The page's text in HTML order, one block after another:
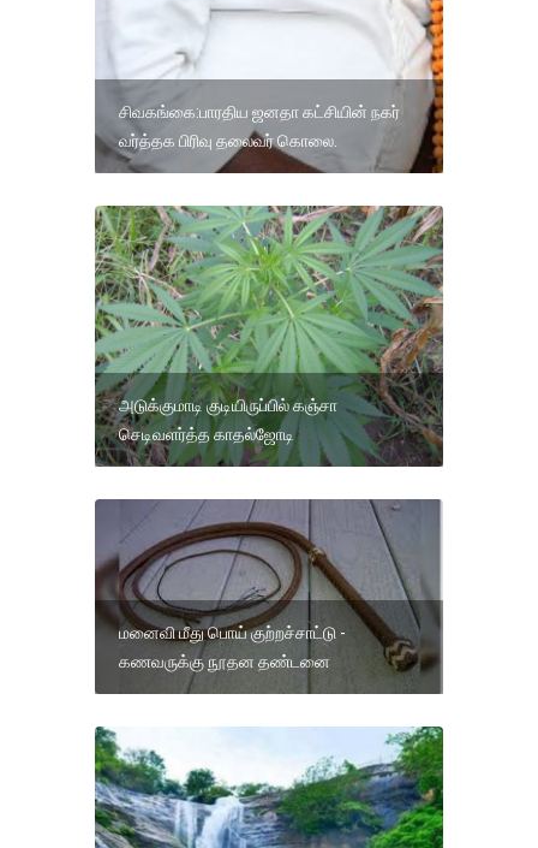
சிவகங்கை:பாரதிய ஜனதா கட்சியின் நகர்
வர்த்தக பிரிவு தலைவர் கொலை.
அடுக்குமாடி குடியிருப்பில் கஞ்சா
செடிவளர்த்த காதல்ஜோடி
மனைவி மீது பொய் குற்றச்சாட்டு -
கணவருக்கு நூதன தண்டனை